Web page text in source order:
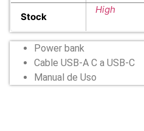
Stock
High
Power bank
Cable USB-A C a USB-C
Manual de Uso